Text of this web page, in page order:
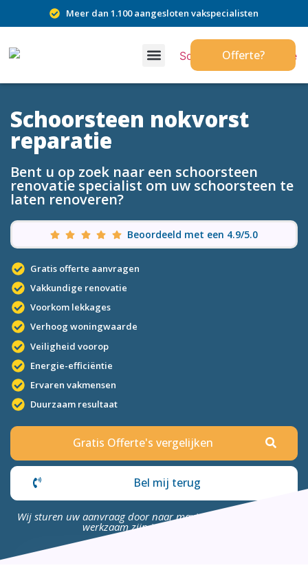
Meer dan 1.100 aangesloten vakspecialisten
Offerte?
Schoorsteen nokvorst
reparatie
Bent u op zoek naar een schoorsteen
renovatie specialist om uw schoorsteen te
laten renoveren?
Beoordeeld met een 4.9/5.0
Gratis offerte aanvragen
Vakkundige renovatie
Voorkom lekkages
Verhoog woningwaarde
Veiligheid voorop
Energie-efficiëntie
Ervaren vakmensen
Duurzaam resultaat
Gratis Offerte's vergelijken
Bel mij terug
Wij sturen uw aanvraag door naar maximaal 4 bedrijven die
werkzaam zijn in uw omgeving.